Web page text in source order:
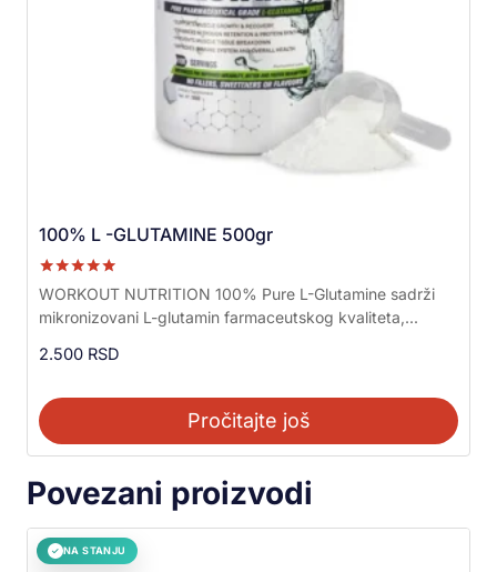
100% L -GLUTAMINE 500gr
Ocenjeno sa
5.00
od 5
WORKOUT NUTRITION 100% Pure L-Glutamine sadrži
mikronizovani L-glutamin farmaceutskog kvaliteta,...
2.500 RSD
Pročitajte još
Povezani proizvodi
✓ NA STANJU